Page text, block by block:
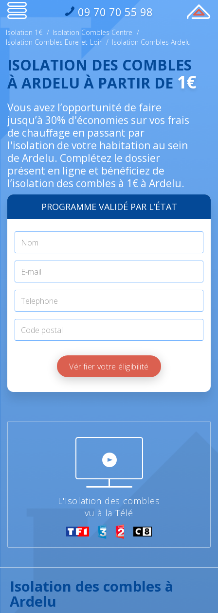
09 70 70 55 98
Isolation 1€ / Isolation Combles Centre /
Isolation Combles Eure-et-Loir / Isolation Combles Ardelu
ISOLATION DES COMBLES
À ARDELU À PARTIR DE 1€
Vous avez l’opportunité de faire
jusqu’à 30% d'économies sur vos frais
de chauffage en passant par
l'isolation de votre habitation au sein
de Ardelu. Complétez le dossier
présent en ligne et bénéficiez de
l’isolation des combles à 1€ à Ardelu.
PROGRAMME VALIDÉ PAR L’ÉTAT
Vérifier votre éligibilité
L'Isolation des combles
vu à la Télé
Isolation des combles à
Ardelu